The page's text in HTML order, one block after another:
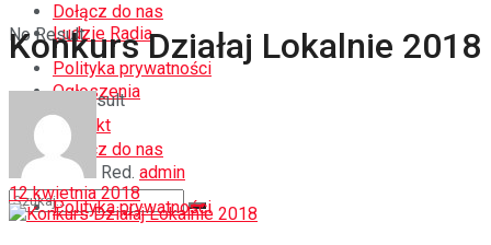
Dołącz do nas
Polityka prywatności
Kontakt
Ludzie Radia
Ogłoszenia
Dołącz do nas
Polityka prywatności
No Result
View All Result
Konkurs Działaj Lokalnie 2018
Red. admin
12 kwietnia 2018